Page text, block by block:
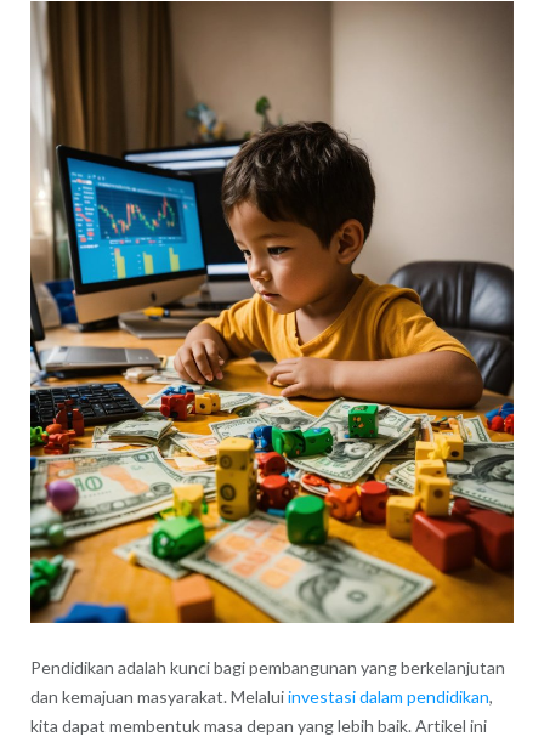
Pendidikan adalah kunci bagi pembangunan yang berkelanjutan
dan kemajuan masyarakat. Melaluiinvestasi dalam pendidikan,
kita dapat membentuk masa depan yang lebih baik. Artikel ini